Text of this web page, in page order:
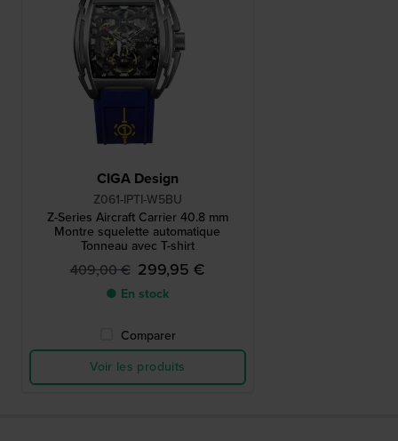
CIGA Design
Z061-IPTI-W5BU
Z-Series Aircraft Carrier 40.8 mm
Montre squelette automatique
Tonneau avec T-shirt
409,00 € 299,95 €
● En stock
Comparer
Voir les produits